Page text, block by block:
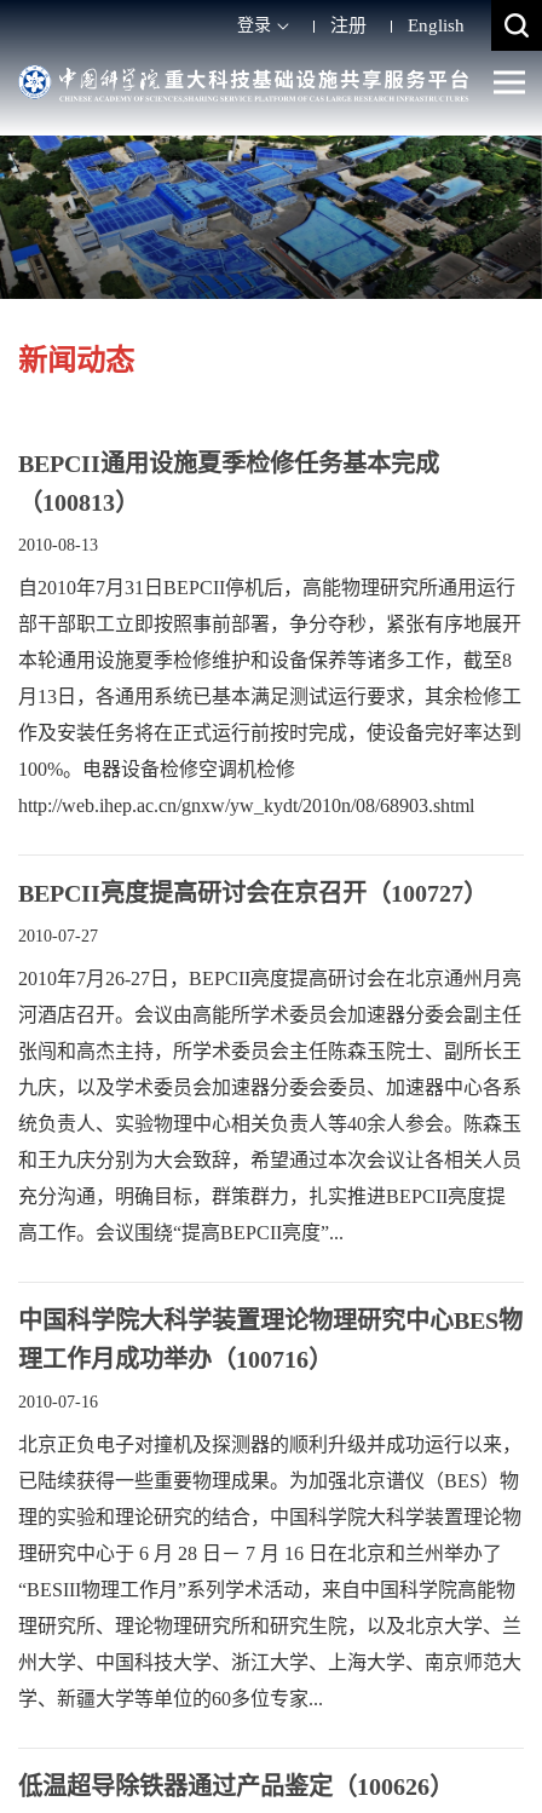
登录 注册 English
新闻动态
BEPCII通用设施夏季检修任务基本完成
（100813）
2010-08-13
自2010年7月31日BEPCII停机后，高能物理研究所通用运行
部干部职工立即按照事前部署，争分夺秒，紧张有序地展开
本轮通用设施夏季检修维护和设备保养等诸多工作，截至8
月13日，各通用系统已基本满足测试运行要求，其余检修工
作及安装任务将在正式运行前按时完成，使设备完好率达到
100%。电器设备检修空调机检修
http://web.ihep.ac.cn/gnxw/yw_kydt/2010n/08/68903.shtml
BEPCII亮度提高研讨会在京召开（100727）
2010-07-27
2010年7月26-27日，BEPCII亮度提高研讨会在北京通州月亮
河酒店召开。会议由高能所学术委员会加速器分委会副主任
张闯和高杰主持，所学术委员会主任陈森玉院士、副所长王
九庆，以及学术委员会加速器分委会委员、加速器中心各系
统负责人、实验物理中心相关负责人等40余人参会。陈森玉
和王九庆分别为大会致辞，希望通过本次会议让各相关人员
充分沟通，明确目标，群策群力，扎实推进BEPCII亮度提
高工作。会议围绕“提高BEPCII亮度”...
中国科学院大科学装置理论物理研究中心BES物
理工作月成功举办（100716）
2010-07-16
北京正负电子对撞机及探测器的顺利升级并成功运行以来，
已陆续获得一些重要物理成果。为加强北京谱仪（BES）物
理的实验和理论研究的结合，中国科学院大科学装置理论物
理研究中心于 6 月 28 日－ 7 月 16 日在北京和兰州举办了
“BESIII物理工作月”系列学术活动，来自中国科学院高能物
理研究所、理论物理研究所和研究生院，以及北京大学、兰
州大学、中国科技大学、浙江大学、上海大学、南京师范大
学、新疆大学等单位的60多位专家...
低温超导除铁器通过产品鉴定（100626）